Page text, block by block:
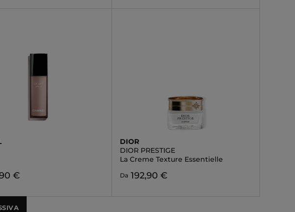
€
DIOR
DIOR PRESTIGE
La Creme Texture Essentielle
Da 192,90 €